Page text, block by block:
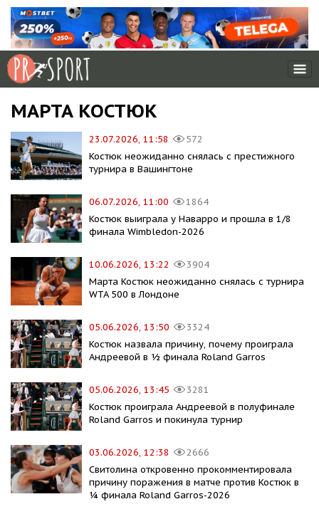
МАРТА КОСТЮК
23.07.2026, 11:58
572
Костюк неожиданно снялась с престижного
турнира в Вашингтоне
06.07.2026, 11:00
1864
Костюк выиграла у Наварро и прошла в 1/8
финала Wimbledon-2026
10.06.2026, 13:22
3904
Марта Костюк неожиданно снялась с турнира
WTA 500 в Лондоне
05.06.2026, 13:50
3324
Костюк назвала причину, почему проиграла
Андреевой в ½ финала Roland Garros
05.06.2026, 13:45
3281
Костюк проиграла Андреевой в полуфинале
Roland Garros и покинула турнир
03.06.2026, 12:38
2666
Свитолина откровенно прокомментировала
причину поражения в матче против Костюк в
¼ финала Roland Garros-2026